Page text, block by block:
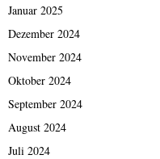
Januar 2025
Dezember 2024
November 2024
Oktober 2024
September 2024
August 2024
Juli 2024